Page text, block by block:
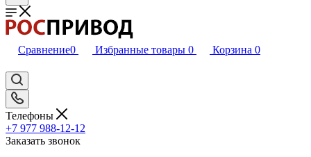
Сравнение0 Избранные товары 0 Корзина 0
Телефоны
+7 977 988-12-12
Заказать звонок